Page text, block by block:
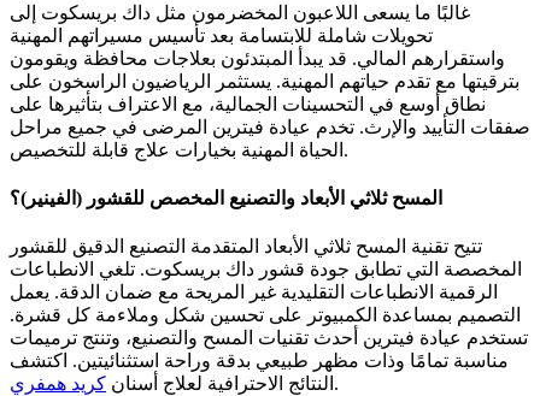
غالبًا ما يسعى اللاعبون المخضرمون مثل داك بريسكوت إلى
تحويلات شاملة للابتسامة بعد تأسيس مسيراتهم المهنية
واستقرارهم المالي. قد يبدأ المبتدئون بعلاجات محافظة ويقومون
بترقيتها مع تقدم حياتهم المهنية. يستثمر الرياضيون الراسخون على
نطاق أوسع في التحسينات الجمالية، مع الاعتراف بتأثيرها على
صفقات التأييد والإرث. تخدم عيادة فيترين المرضى في جميع مراحل
الحياة المهنية بخيارات علاج قابلة للتخصيص.
المسح ثلاثي الأبعاد والتصنيع المخصص للقشور (الفينير)؟
تتيح تقنية المسح ثلاثي الأبعاد المتقدمة التصنيع الدقيق للقشور
المخصصة التي تطابق جودة قشور داك بريسكوت. تلغي الانطباعات
الرقمية الانطباعات التقليدية غير المريحة مع ضمان الدقة. يعمل
التصميم بمساعدة الكمبيوتر على تحسين شكل وملاءمة كل قشرة.
تستخدم عيادة فيترين أحدث تقنيات المسح والتصنيع، وتنتج ترميمات
مناسبة تمامًا وذات مظهر طبيعي بدقة وراحة استثنائيتين. اكتشف
النتائج الاحترافية لعلاج أسنان كريد همفري .